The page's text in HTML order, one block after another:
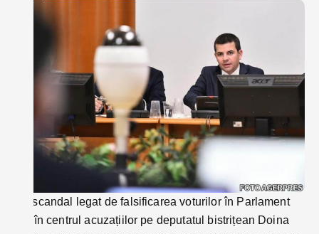
Un scandal legat de falsificarea voturilor în Parlament
are în centrul acuzațiilor pe deputatul bistrițean Doina